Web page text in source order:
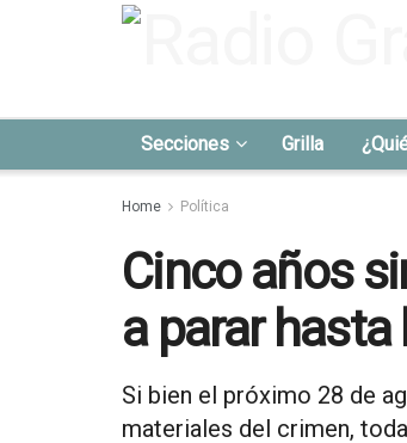
Secciones Grilla
Home Política
Cinco años
a parar hasta
Si bien el próximo 28 de
materiales del crimen,